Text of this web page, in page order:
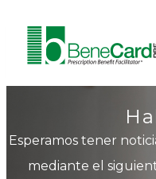
Esperamos tener
mediante el